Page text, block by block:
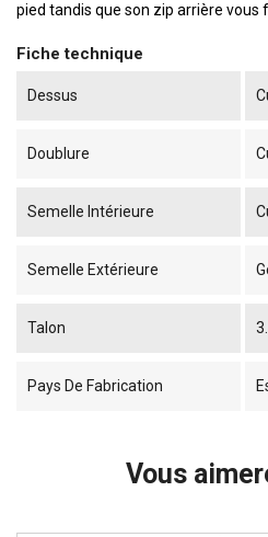
pied tandis que son zip arrière vous
Fiche technique
Dessus
Doublure
Semelle Intérieure
Semelle Extérieure
Talon
Pays De Fabrication
Vous